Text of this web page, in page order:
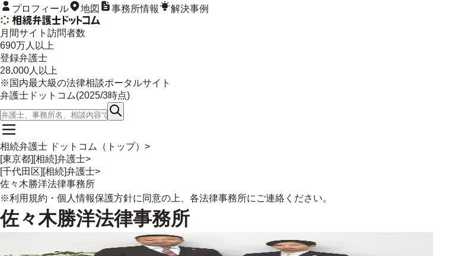
プロフィール 地図 事務所情報 解決事例
月間サイト訪問者数
690万人以上
登録弁護士
28,000人以上
※国内最大級の法律相談ポータルサイト
弁護士ドットコム(2025/3時点)
相続弁護士 ドットコム（トップ） >
[東京都][相続]弁護士>
[千代田区][相続]弁護士>
佐々木勝洋法律事務所
※利用規約 ・ 個人情報保護方針に同意の上、各法律事務所にご連絡ください。
佐々木勝洋法律事務所